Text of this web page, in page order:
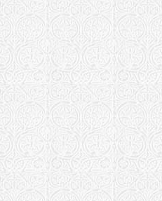
Храм
Сивцевом
Московская
Храм